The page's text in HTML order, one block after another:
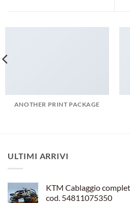
ANOTHER PRINT PACKAGE
ULTIMI ARRIVI
KTM Cablaggio
cod. 54811075350